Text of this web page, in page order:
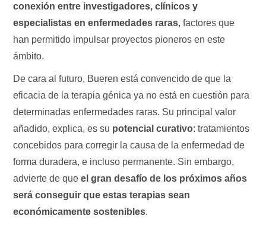
conexión entre investigadores, clínicos y
especialistas en enfermedades raras, factores que
han permitido impulsar proyectos pioneros en este
ámbito.
De cara al futuro, Bueren está convencido de que la
eficacia de la terapia génica ya no está en cuestión para
determinadas enfermedades raras. Su principal valor
añadido, explica, es su potencial curativo: tratamientos
concebidos para corregir la causa de la enfermedad de
forma duradera, e incluso permanente. Sin embargo,
advierte de queel gran desafío de los próximos años
será conseguir que estas terapias sean
económicamente sostenibles.